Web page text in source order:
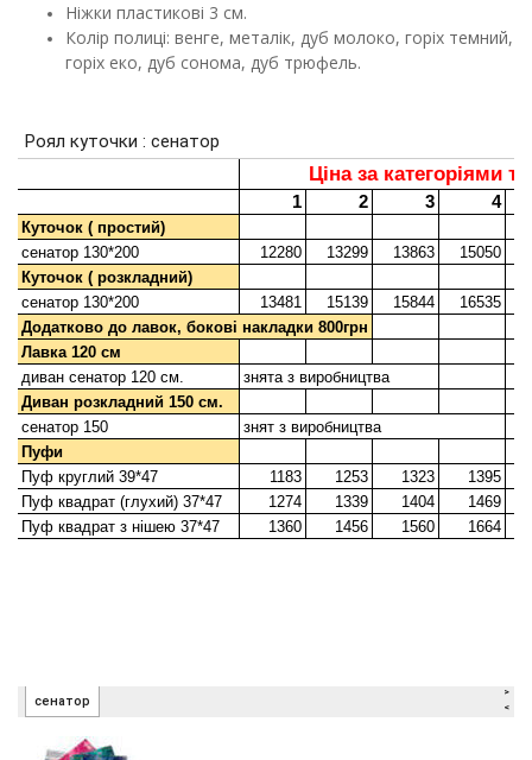
Ніжки пластикові 3 см.
Колір полиці: венге, металік, дуб молоко, горіх темний,
горіх еко, дуб сонома, дуб трюфель.